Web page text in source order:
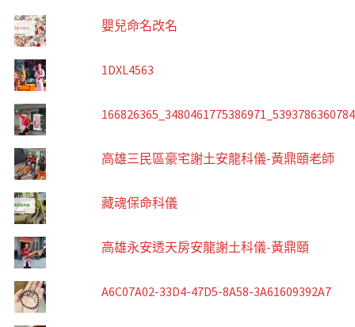
嬰兒命名改名
1DXL4563
高雄三民區豪宅謝土安龍科儀-黃鼎頤老師
藏魂保命科儀
高雄永安透天房安龍謝土科儀-黃鼎頤
A6C07A02-33D4-47D5-8A58-3A61609392A7